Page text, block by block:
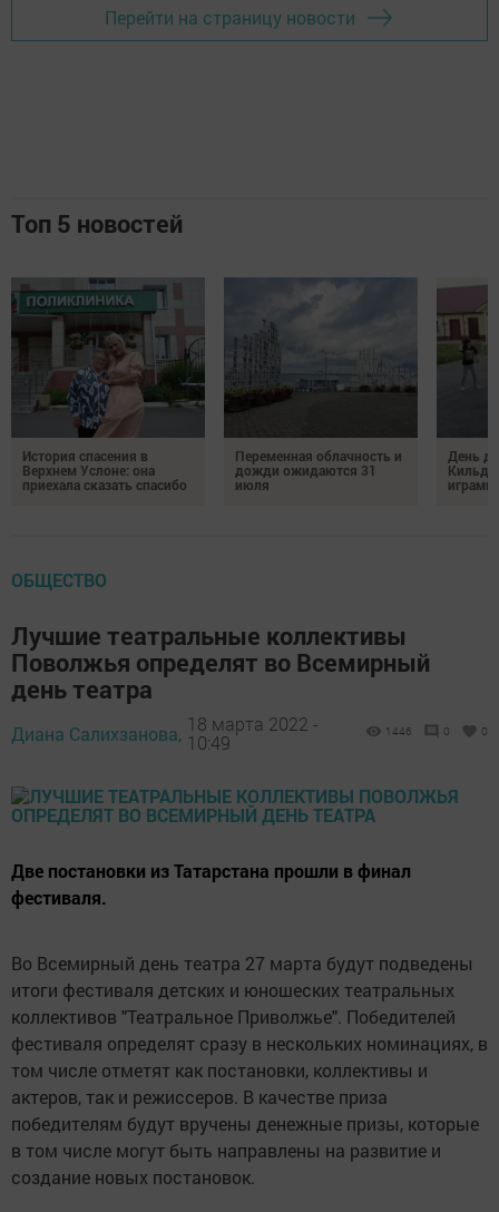
Перейти на страницу новости
Топ 5 новостей
История спасения в
Верхнем Услоне: она
приехала сказать спасибо
Переменная облачность и
дожди ожидаются 31
июля
День
играми
ОБЩЕСТВО
Лучшие театральные коллективы
Поволжья определят во Всемирный
день театра
Диана Салихзанова, 18 марта 2022 -
10:49
1446 0 0
Две постановки из Татарстана прошли в финал
фестиваля.
Во Всемирный день театра 27 марта будут подведены
итоги фестиваля детских и юношеских театральных
коллективов "Театральное Приволжье". Победителей
фестиваля определят сразу в нескольких номинациях, в
том числе отметят как постановки, коллективы и
актеров, так и режиссеров. В качестве приза
победителям будут вручены денежные призы, которые
в том числе могут быть направлены на развитие и
создание новых постановок.